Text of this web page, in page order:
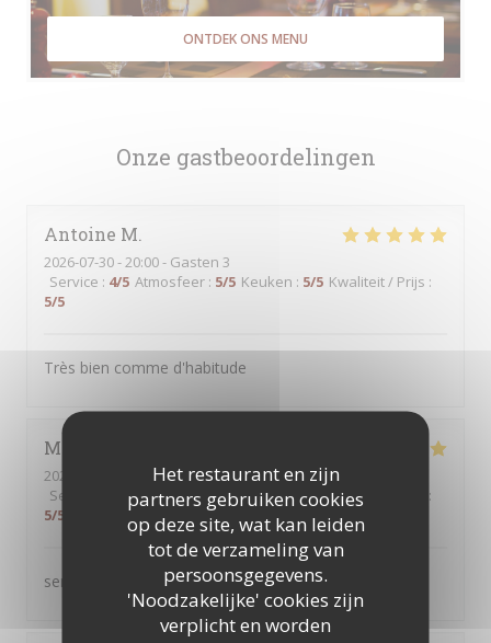
Het restaurant en zijn
partners gebruiken cookies
op deze site, wat kan leiden
tot de verzameling van
persoonsgegevens.
'Noodzakelijke' cookies zijn
verplicht en worden
Onze gastbeoordelingen
Antoine M
2026-07-30- 20:00 - Gasten 3
Service : 4/5 Atmosfeer : 5/5 Keuken : 5/5 Kwaliteit / Prijs :
5/5
Très bien comme d'habitude
Martine
2026-07-30
- 12:30 - Gasten 2
Service
/5 Atmosfeer :5/5 Keuken: 5/5 Kwaliteit / Prijs
:
5/5
service au top produits servis de qualité
ONTDEK ONS MENU